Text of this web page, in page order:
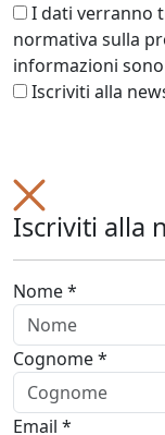
I dati verranno
normativa sulla
informazioni
Iscriviti alla
Iscriviti alla
Nome *
Cognome *
Email *